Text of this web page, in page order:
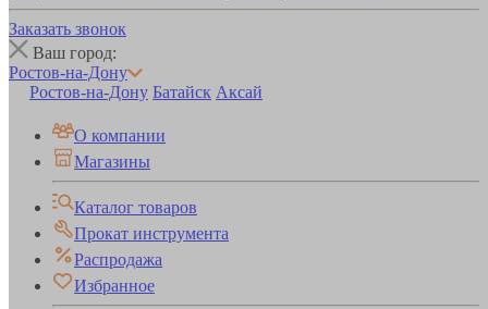
Заказать звонок
Ваш город:
Ростов-на-Дону
Ростов-на-Дону Батайск Аксай
О компании
Магазины
Каталог товаров
Прокат инструмента
Распродажа
Избранное